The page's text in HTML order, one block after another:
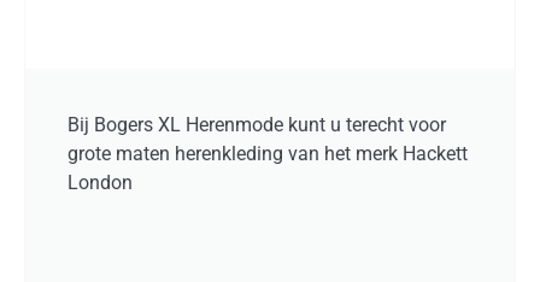
Bij Bogers XL Herenmode kunt u terecht voor
grote maten herenkleding van het merk Hackett
London